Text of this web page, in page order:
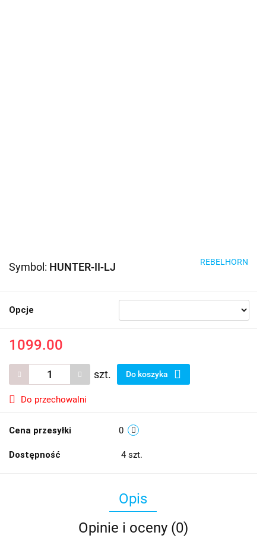
Symbol: HUNTER-II-LJ REBELHORN
Opcje
1099.00
szt. Do koszyka
Do przechowalni
Cena przesyłki 0
Dostępność 4 szt.
Opis
Opinie i oceny (0)